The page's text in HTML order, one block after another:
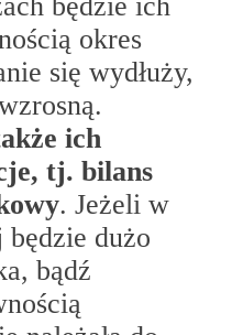
będzie ich
okres
się wydłuży,
ich
tj. bilans
. Jeżeli w
dużo
bądź